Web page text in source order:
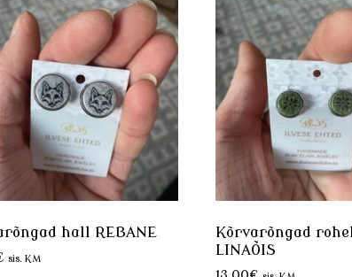
hall REBANE
sis. KM
Kõrvarõngad
LINAÕIS